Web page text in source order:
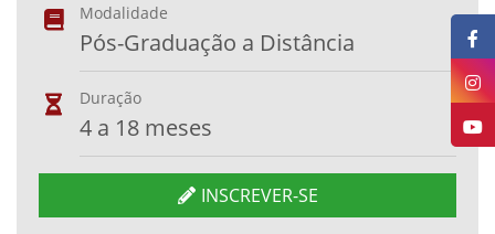
Modalidade
Pós-Graduação a Distância
Duração
4 a 18 meses
INSCREVER-SE